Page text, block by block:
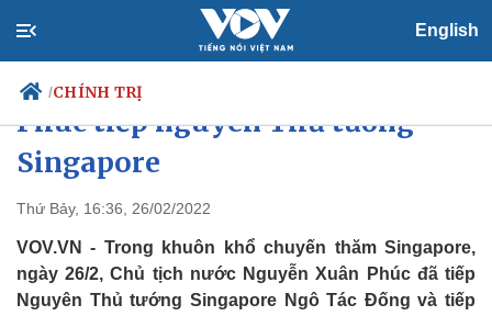
English
/CHÍNH TRỊ
Chính trị
Tổ chức nhân sự
Quốc hội
Nhận diện sự thật
Tin 24h
Dự báo thời tiết
Giáo dục
Dấu ấn VOV
Chủ tịch nước Nguyễn Xuân
Phúc tiếp nguyên Thủ tướng
Singapore
Thứ Bảy, 16:36, 26/02/2022
VOV.VN - Trong khuôn khổ chuyến thăm Singapore,
ngày 26/2, Chủ tịch nước Nguyễn Xuân Phúc đã tiếp
Nguyên Thủ tướng Singapore Ngô Tác Đống và tiếp